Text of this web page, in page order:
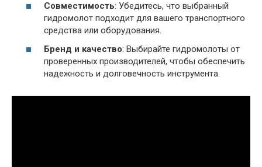
Совместимость: Убедитесь, что выбранный
гидромолот подходит для вашего транспортного
средства или оборудования.
Бренд и качество: Выбирайте гидромолоты от
проверенных производителей, чтобы обеспечить
надежность и долговечность инструмента.